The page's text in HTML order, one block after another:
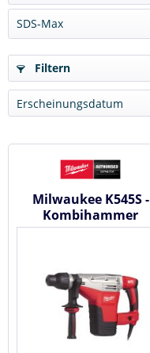
SDS-Max
Filtern
Milwaukee K545S -
Kombihammer
#4933398200